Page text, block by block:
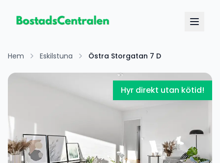
Hem Eskilstuna Östra Storgatan 7 D
Hyr direkt utan kötid!